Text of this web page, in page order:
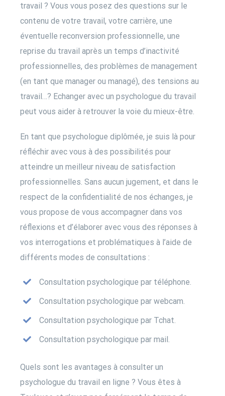
travail ? Vous vous posez des questions sur le
contenu de votre travail, votre carrière, une
éventuelle reconversion professionnelle, une
reprise du travail après un temps d’inactivité
professionnelles, des problèmes de management
(en tant que manager ou managé), des tensions au
travail…? Echanger avec un psychologue du travail
peut vous aider à retrouver la voie du mieux-être.
En tant que psychologue diplômée, je suis là pour
réfléchir avec vous à des possibilités pour
atteindre un meilleur niveau de satisfaction
professionnelles. Sans aucun jugement, et dans le
respect de la confidentialité de nos échanges, je
vous propose de vous accompagner dans vos
réflexions et d’élaborer avec vous des réponses à
vos interrogations et problématiques à l’aide de
différents modes de consultations :
Consultation psychologique par téléphone.
Consultation psychologique par webcam.
Consultation psychologique par Tchat.
Consultation psychologique par mail.
Quels sont les avantages à consulter un
psychologue du travail en ligne ? Vous êtes à